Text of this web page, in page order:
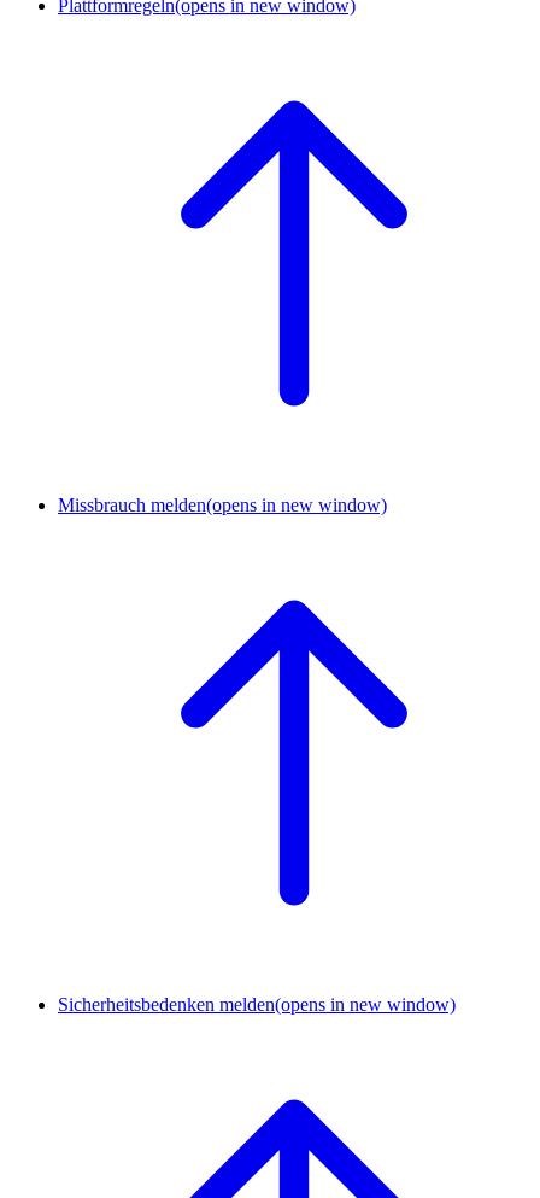
Plattformregeln(opens in new window)
Missbrauch melden(opens in new window)
Sicherheitsbedenken melden(opens in new window)